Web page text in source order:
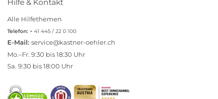
Hilfe & Kontakt
Alle Hilfethemen
Telefon: + 41 445 / 22 0 100
E-Mail: service@kastner-oehler.ch
Mo.–Fr. 9:30 bis 18:30 Uhr
Sa. 9:30 bis 18:00 Uhr